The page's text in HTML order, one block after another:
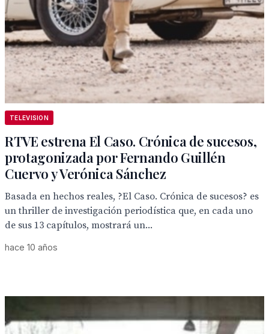
TELEVISION
RTVE estrena El Caso. Crónica de sucesos,
protagonizada por Fernando Guillén
Cuervo y Verónica Sánchez
Basada en hechos reales, ?El Caso. Crónica de sucesos? es
un thriller de investigación periodística que, en cada uno
de sus 13 capítulos, mostrará un...
hace 10 años